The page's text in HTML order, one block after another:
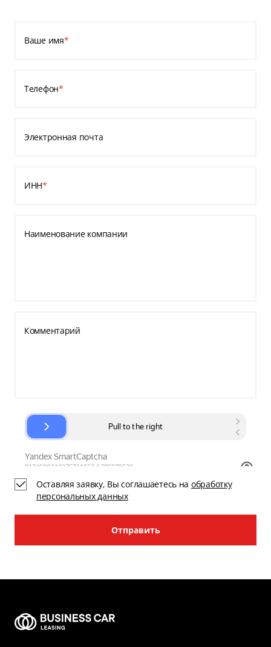
Ваше имя*
Телефон*
Электронная почта
ИНН*
Наименование компании
Комментарий
Отправить
Оставляя заявку, Вы соглашаетесь на обработку
персональных данных